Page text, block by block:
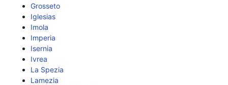
Grosseto
Iglesias
Imola
Imperia
Isernia
Ivrea
La Spezia
Lamezia